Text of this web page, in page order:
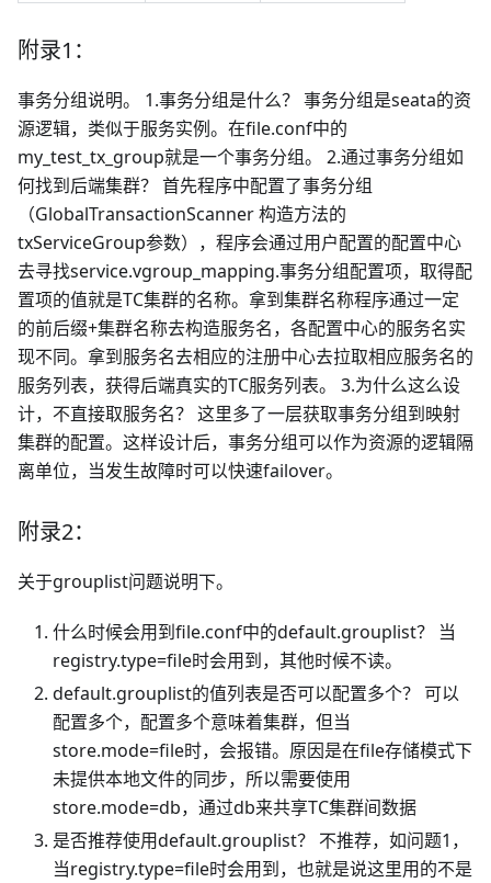
附录1：
事务分组说明。 1.事务分组是什么？ 事务分组是seata的资
源逻辑，类似于服务实例。在file.conf中的
my_test_tx_group就是一个事务分组。 2.通过事务分组如
何找到后端集群？ 首先程序中配置了事务分组
（GlobalTransactionScanner 构造方法的
txServiceGroup参数），程序会通过用户配置的配置中心
去寻找service.vgroup_mapping.事务分组配置项，取得配
置项的值就是TC集群的名称。拿到集群名称程序通过一定
的前后缀+集群名称去构造服务名，各配置中心的服务名实
现不同。拿到服务名去相应的注册中心去拉取相应服务名的
服务列表，获得后端真实的TC服务列表。 3.为什么这么设
计，不直接取服务名？ 这里多了一层获取事务分组到映射
集群的配置。这样设计后，事务分组可以作为资源的逻辑隔
离单位，当发生故障时可以快速failover。
附录2：
关于grouplist问题说明下。
什么时候会用到file.conf中的default.grouplist？ 当
registry.type=file时会用到，其他时候不读。
default.grouplist的值列表是否可以配置多个？ 可以
配置多个，配置多个意味着集群，但当
store.mode=file时，会报错。原因是在file存储模式下
未提供本地文件的同步，所以需要使用
store.mode=db，通过db来共享TC集群间数据
是否推荐使用default.grouplist？ 不推荐，如问题1，
当registry.type=file时会用到，也就是说这里用的不是